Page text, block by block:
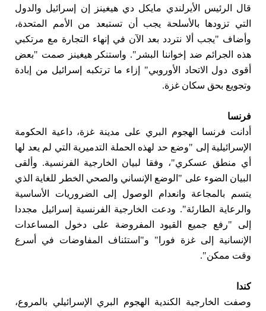
قال الرئيس الأيرلندي مايكل دي هيغينز إن إسرائيل والدول
التي تزودها بالأسلحة يجب أن تستبعد من الأمم المتحدة،
وأضاف "يجب ألا نتردد بعد الآن في إنهاء التجارة مع مرتكبي
هذه الجرائم ضد إخواننا البشر". واستنكر هيغينز صمت "بعض
أقوى دول الاتحاد الأوروبي" إزاء ما ترتكبه إسرائيل من إبادة
وتجويع بحق سكان غزة.
فرنسا
أدانت فرنسا الهجوم البري على مدينة غزة، داعية الحكومة
الإسرائيلية إلى "وضع حد لهذه الحملة التدميرية التي لم يعد لها
أي منطق عسكري"، وفقا لبيان الخارجية الفرنسية. وألقى
البيان الضوء على "الوضع الإنساني والصحي الخطر للغاية الذي
يتسم بالمجاعة وانعدام الوصول إلى الضروريات الأساسية
والرعاية الطارئة". ودعت الخارجية الفرنسية إسرائيل مجددا
إلى "رفع جميع القيود المفروضة على دخول المساعدات
الإنسانية إلى غزة فورا" و"استئناف المفاوضات في أسرع
وقت ممكن".
كندا
وصفت الخارجية الكندية الهجوم البري الإسرائيلي بالمروع،